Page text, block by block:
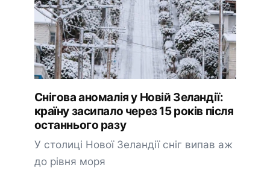
Снігова аномалія у Новій Зеландії:
країну засипало через 15 років після
останнього разу
У столиці Нової Зеландії сніг випав аж
до рівня моря